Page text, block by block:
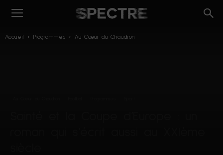
Accueil Programmes Au Cœur du Chaudron